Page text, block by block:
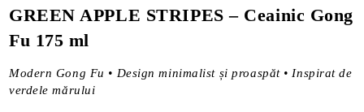
GREEN APPLE STRIPES – Ceainic Gong
Fu 175 ml
Modern Gong Fu • Design minimalist și proaspăt • Inspirat de
verdele mărului